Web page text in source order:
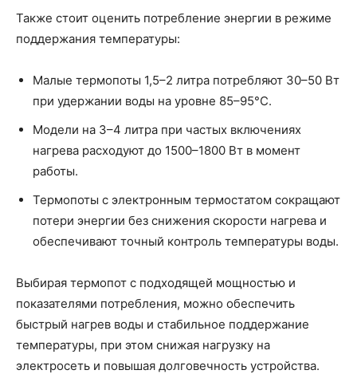
Также стоит оценить потребление энергии в режиме
поддержания температуры:
Малые термопоты 1,5–2 литра потребляют 30–50 Вт
при удержании воды на уровне 85–95°С.
Модели на 3–4 литра при частых включениях
нагрева расходуют до 1500–1800 Вт в момент
работы.
Термопоты с электронным термостатом сокращают
потери энергии без снижения скорости нагрева и
обеспечивают точный контроль температуры воды.
Выбирая термопот с подходящей мощностью и
показателями потребления, можно обеспечить
быстрый нагрев воды и стабильное поддержание
температуры, при этом снижая нагрузку на
электросеть и повышая долговечность устройства.